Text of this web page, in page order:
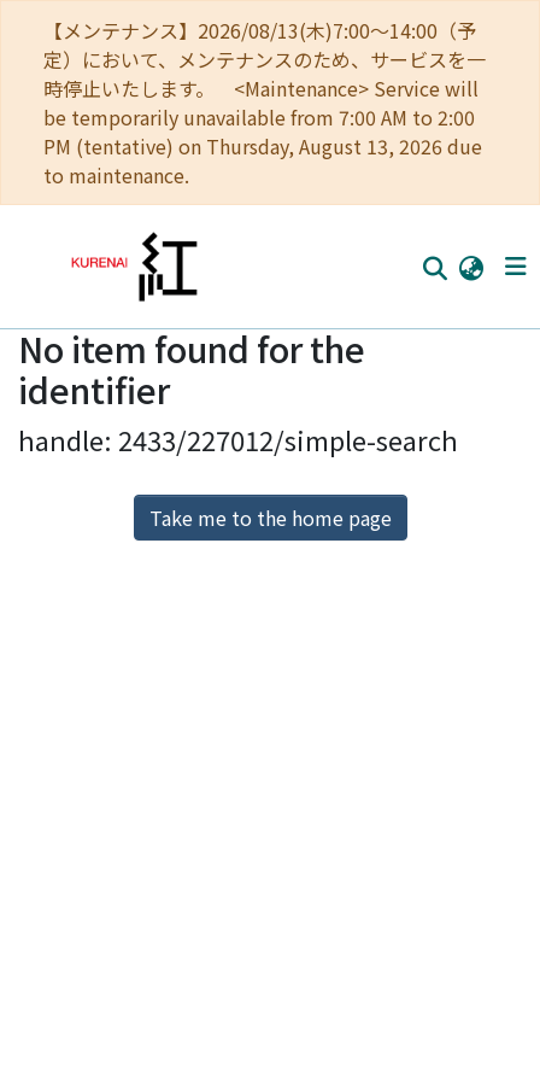
【メンテナンス】2026/08/13(木)7:00～14:00（予
定）において、メンテナンスのため、サービスを一
時停止いたします。 <Maintenance> Service will
be temporarily unavailable from 7:00 AM to 2:00
PM (tentative) on Thursday, August 13, 2026 due
to maintenance.
Home
Communities
Browse
Download Ranking
No item found for the
identifier
handle: 2433/227012/simple-search
Take me to the home page